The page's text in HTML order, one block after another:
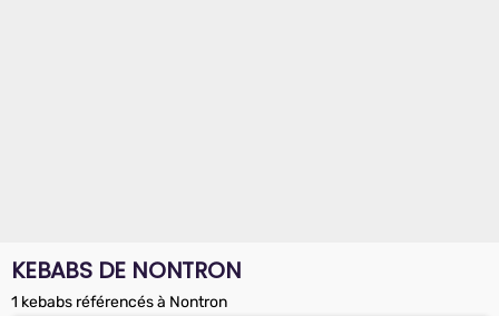
KEBABS DE NONTRON
1 kebabs référencés à Nontron